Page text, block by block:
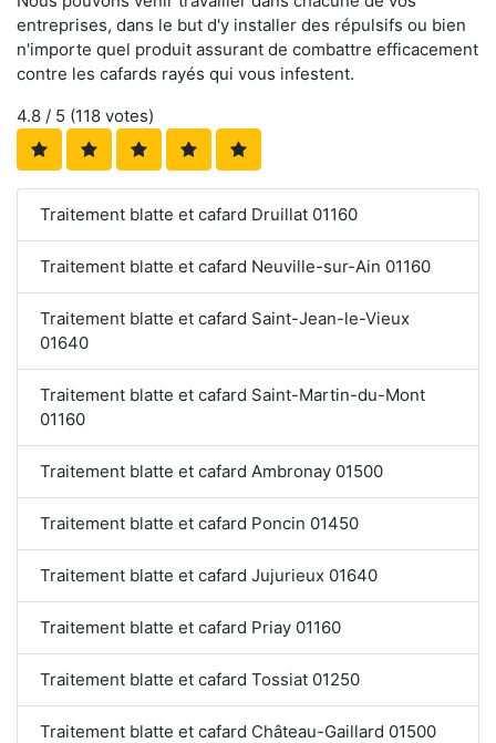
entreprises, dans le but d'y installer des répulsifs ou bien
n'importe quel produit assurant de combattre efficacement
contre les cafards rayés qui vous infestent.
4.8 / 5 (118 votes)
Traitement blatte et cafard Druillat 01160
Traitement blatte et cafard Neuville-sur-Ain 01160
Traitement blatte et cafard Saint-Jean-le-Vieux
01640
Traitement blatte et cafard Saint-Martin-du-Mont
01160
Traitement blatte et cafard Ambronay 01500
Traitement blatte et cafard Poncin 01450
Traitement blatte et cafard Jujurieux 01640
Traitement blatte et cafard Priay 01160
Traitement blatte et cafard Tossiat 01250
Traitement blatte et cafard Château-Gaillard 01500